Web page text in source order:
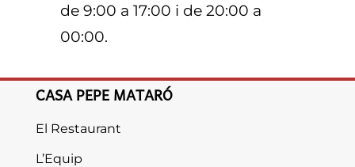
de 9:00 a 17:00 i de 20:00 a
00:00.
CASA PEPE MATARÓ
El Restaurant
L’Equip